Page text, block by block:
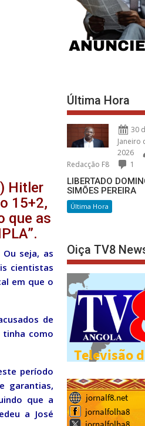
Hitler
15+2,
que as
seja, as
cientistas
em que o
de
tinha como
período
garantias,
que a
a José
Última Hora
30
Janeiro
2026
Redacção F8
1
LIBERTADO
SIMÕES PEREIRA
Última Hora
Oiça TV8